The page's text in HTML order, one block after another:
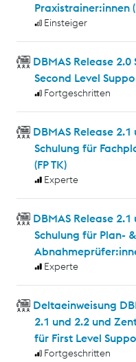
Praxistrainer:innen
Einsteiger
DBMAS Release
Second Level
Fortgeschritten
DBMAS Release 2.1
Schulung für
(FP TK)
Experte
DBMAS Release 2.1
Schulung für Plan- &
Experte
Deltaeinweisung
2.1 und 2.2 und
für First Level
Fortgeschritten